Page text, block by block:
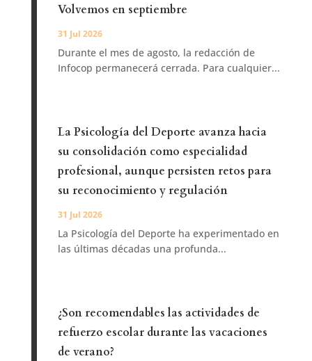
Volvemos en septiembre
31 Jul 2026
Durante el mes de agosto, la redacción de
Infocop permanecerá cerrada. Para cualquier...
La Psicología del Deporte avanza hacia
su consolidación como especialidad
profesional, aunque persisten retos para
su reconocimiento y regulación
31 Jul 2026
La Psicología del Deporte ha experimentado en
las últimas décadas una profunda...
¿Son recomendables las actividades de
refuerzo escolar durante las vacaciones
de verano?